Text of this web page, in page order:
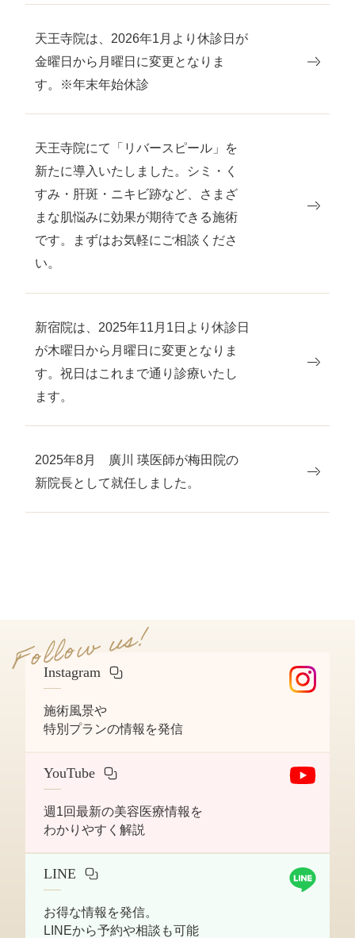
天王寺院は、2026年1月より休診日が
金曜日から月曜日に変更となりま
す。※年末年始休診
天王寺院にて「リバースピール」を
新たに導入いたしました。シミ・く
すみ・肝斑・ニキビ跡など、さまざ
まな肌悩みに効果が期待できる施術
です。まずはお気軽にご相談くださ
い。
新宿院は、2025年11月1日より休診日
が木曜日から月曜日に変更となりま
す。祝日はこれまで通り診療いたし
ます。
2025年8月 廣川 瑛医師が梅田院の
新院長として就任しました。
Instagram
施術風景や
特別プランの情報を発信
YouTube
週1回最新の美容医療情報を
わかりやすく解説
LINE
お得な情報を発信。
LINEから予約や相談も可能